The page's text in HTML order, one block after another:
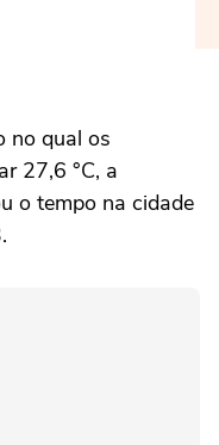
no qual os
27,6 °C, a
o tempo na cidade